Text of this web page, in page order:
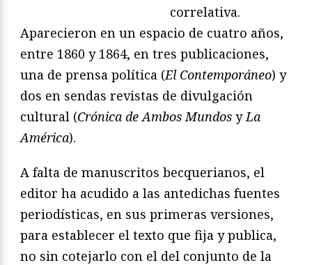
correlativa.
Aparecieron en un espacio de cuatro años,
entre 1860 y 1864, en tres publicaciones,
una de prensa política (El Contemporáneo) y
dos en sendas revistas de divulgación
cultural (Crónica de Ambos Mundos yLa
América).
A falta de manuscritos becquerianos, el
editor ha acudido a las antedichas fuentes
periodísticas, en sus primeras versiones,
para establecer el texto que fija y publica,
no sin cotejarlo con el del conjunto de la